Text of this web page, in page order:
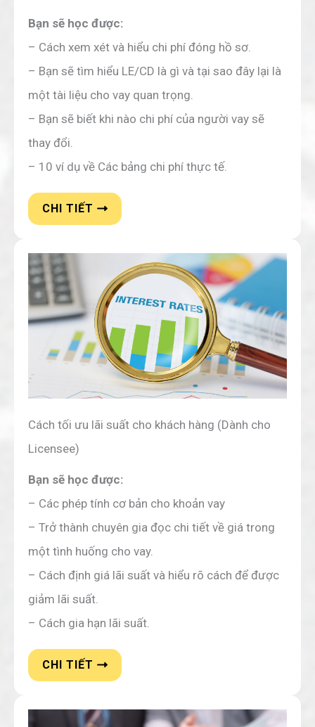
Bạn sẽ học được:
– Cách xem xét và hiểu chi phí đóng hồ sơ.
– Bạn sẽ tìm hiểu LE/CD là gì và tại sao đây lại là
một tài liệu cho vay quan trọng.
– Bạn sẽ biết khi nào chi phí của người vay sẽ
thay đổi.
– 10 ví dụ về Các bảng chi phí thực tế.
CHI TIẾT
Cách tối ưu lãi suất cho khách hàng (Dành cho
Licensee)
Bạn sẽ học được:
– Các phép tính cơ bản cho khoản vay
– Trở thành chuyên gia đọc chi tiết về giá trong
một tình huống cho vay.
– Cách định giá lãi suất và hiểu rõ cách để được
giảm lãi suất.
– Cách gia hạn lãi suất.
CHI TIẾT